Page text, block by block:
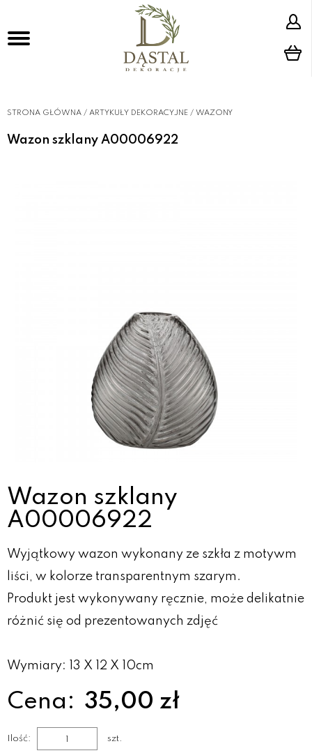
STRONA GŁÓWNA / ARTYKUŁY DEKORACYJNE / WAZONY
Wazon szklany A00006922
Wazon szklany
A00006922
Wyjątkowy wazon wykonany ze szkła z motywm
liści, w kolorze transparentnym szarym.
Produkt jest wykonywany ręcznie, może delikatnie
różnić się od prezentowanych zdjęć
Wymiary: 13 X 12 X 10cm
Cena: 35,00 zł
Ilość: szt.